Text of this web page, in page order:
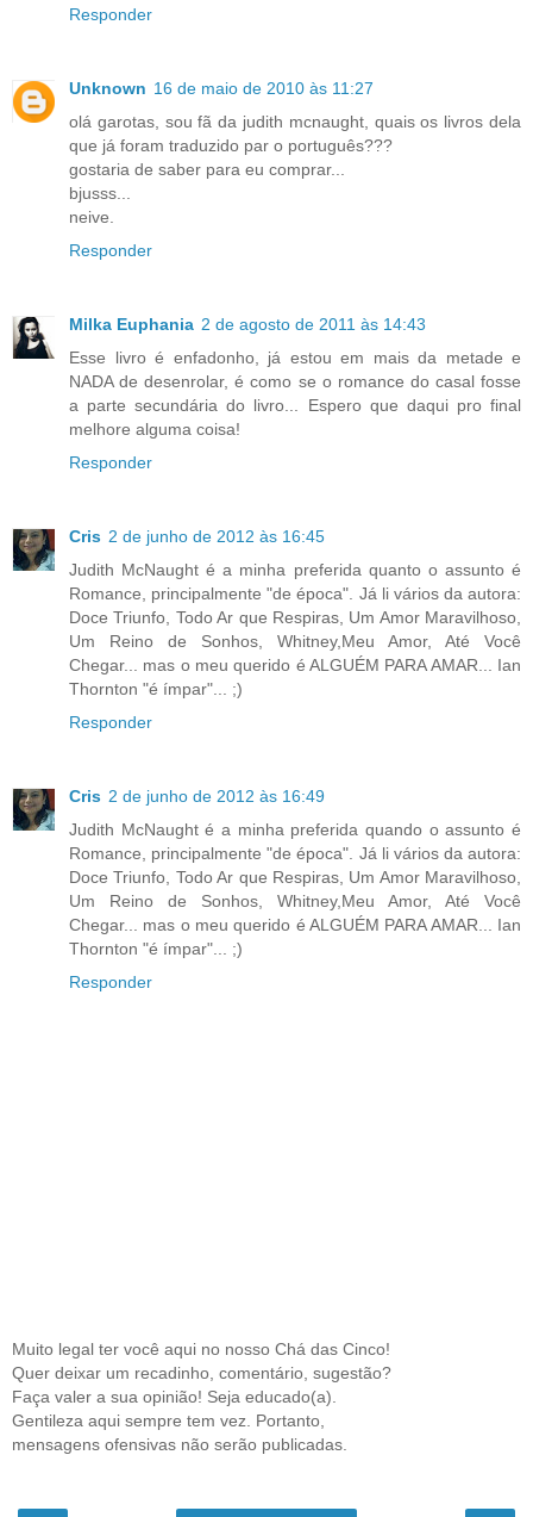
Responder
Unknown 16 de maio de 2010 às 11:27
olá garotas, sou fã da judith mcnaught, quais os livros dela
que já foram traduzido par o português???
gostaria de saber para eu comprar...
bjusss...
neive.
Responder
Milka Euphania 2 de agosto de 2011 às 14:43
Esse livro é enfadonho, já estou em mais da metade e
NADA de desenrolar, é como se o romance do casal fosse
a parte secundária do livro... Espero que daqui pro final
melhore alguma coisa!
Responder
Cris 2 de junho de 2012 às 16:45
Judith McNaught é a minha preferida quanto o assunto é
Romance, principalmente "de época". Já li vários da autora:
Doce Triunfo, Todo Ar que Respiras, Um Amor Maravilhoso,
Um Reino de Sonhos, Whitney,Meu Amor, Até Você
Chegar... mas o meu querido é ALGUÉM PARA AMAR... Ian
Thornton "é ímpar"... ;)
Responder
Cris 2 de junho de 2012 às 16:49
Judith McNaught é a minha preferida quando o assunto é
Romance, principalmente "de época". Já li vários da autora:
Doce Triunfo, Todo Ar que Respiras, Um Amor Maravilhoso,
Um Reino de Sonhos, Whitney,Meu Amor, Até Você
Chegar... mas o meu querido é ALGUÉM PARA AMAR... Ian
Thornton "é ímpar"... ;)
Responder
Muito legal ter você aqui no nosso Chá das Cinco!
Quer deixar um recadinho, comentário, sugestão?
Faça valer a sua opinião! Seja educado(a).
Gentileza aqui sempre tem vez. Portanto,
mensagens ofensivas não serão publicadas.